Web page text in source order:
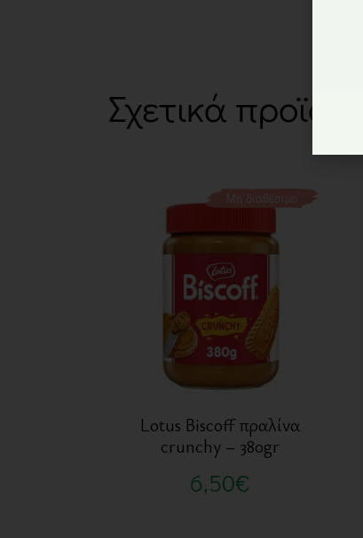
Σχετικά προϊόντα
Μη διαθέσιμο
Lotus Biscoff πραλίνα
crunchy – 380gr
6,50€